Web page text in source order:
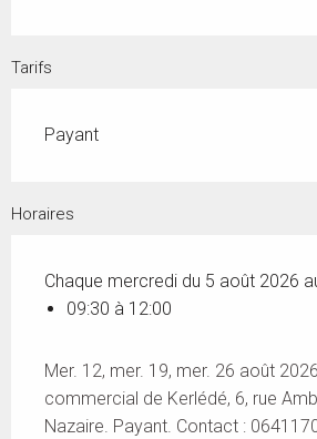
Tarifs
Payant
Horaires
Chaque mercredi du 5 août 2026
09:30 à 12:00
Mer. 12, mer. 19, mer. 26 août
commercial de Kerlédé, 6, rue
Nazaire. Payant. Contact :